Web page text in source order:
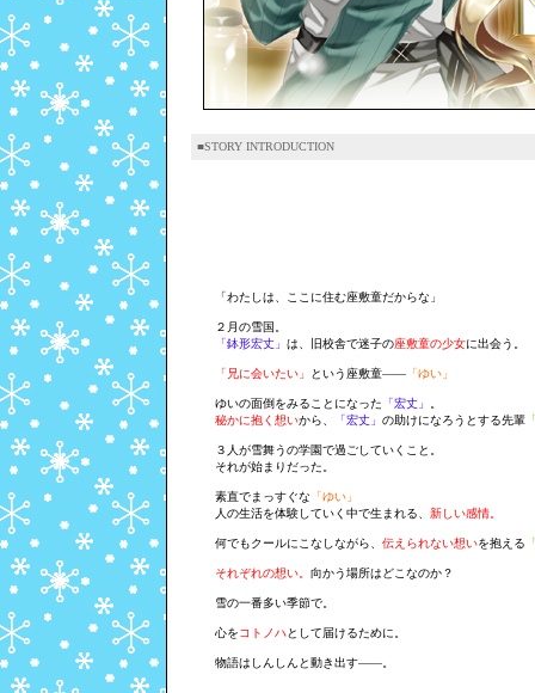
■STORY INTRODUCTION
「わたしは、ここに住む座敷童だからな」
２月の雪国。
「鉢形宏丈」 は、旧校舎で迷子の座敷童の少女に出会う。
「兄に会いたい」 という座敷童―― 「ゆい」
ゆいの面倒をみることになった 「宏丈」
秘かに抱く想いから、 「宏丈」 の助けになろうとする先輩
３人が雪舞うの学園で過ごしていくこと。
それが始まりだった。
素直でまっすぐな 「ゆい」
人の生活を体験していく中で生まれる、 新しい感情。
何でもクールにこなしながら、 伝えられない想いを抱える
それぞれの想い。 向かう場所はどこなのか？
雪の一番多い季節で。
心をコトノハとして届けるために。
物語はしんしんと動き出す――。